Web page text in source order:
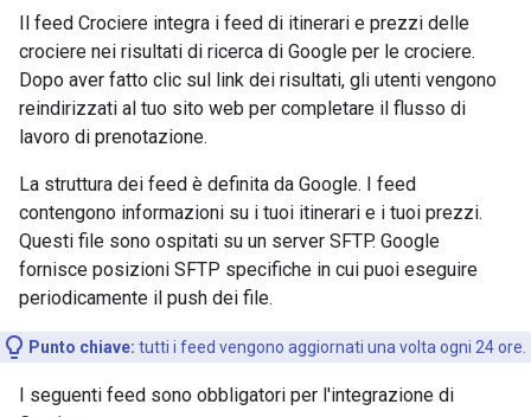
Il feed Crociere integra i feed di itinerari e prezzi delle
crociere nei risultati di ricerca di Google per le crociere.
Dopo aver fatto clic sul link dei risultati, gli utenti vengono
reindirizzati al tuo sito web per completare il flusso di
lavoro di prenotazione.
La struttura dei feed è definita da Google. I feed
contengono informazioni su i tuoi itinerari e i tuoi prezzi.
Questi file sono ospitati su un server SFTP. Google
fornisce posizioni SFTP specifiche in cui puoi eseguire
periodicamente il push dei file.
Punto chiave: tutti i feed vengono aggiornati una volta ogni 24 ore.
I seguenti feed sono obbligatori per l'integrazione di